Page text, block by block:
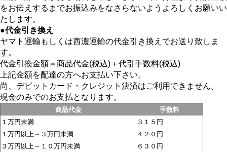
をお伝えするまでお振込みをなさらないようよろしくお願いい
たします。
●代金引き換え
ヤマト運輸もしくは西濃運輸の代金引き換えでお送り致しま
す。
代金引換金額＝商品代金(税込)＋代引手数料(税込)
上記金額を配達の方へお支払い下さい。
尚、デビットカード・クレジット決済はご利用できません。
現金のみでのお支払となります。
商品代金
手数料
１万円未満
３１５円
１万円以上～３万円未満
４２０円
３万円以上～１０万円未満
６３０円